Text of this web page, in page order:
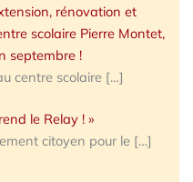
rénovation et
scolaire Pierre Montet,
septembre !
centre scolaire […]
le Relay ! »
citoyen pour le […]